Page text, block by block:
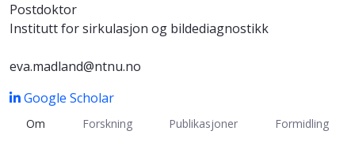
Postdoktor
Institutt for sirkulasjon og bildediagnostikk
eva.madland@ntnu.no
Google Scholar
Om Forskning Publikasjoner Formidling